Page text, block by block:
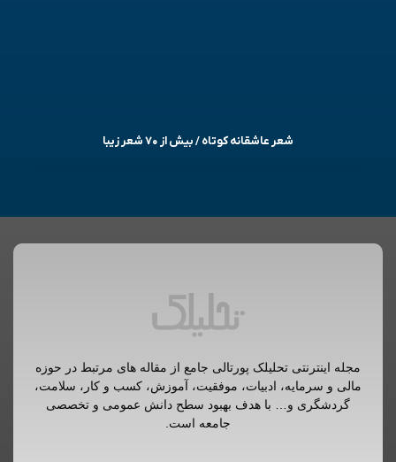
شعر عاشقانه کوتاه / بیش از ۷۰ شعر زیبا
مجله اینترنتی تحلیلک پورتالی جامع از مقاله های مرتبط در حوزه
مالی و سرمایه، ادبیات، موفقیت، آموزش، کسب و کار، سلامت،
گردشگری و… با هدف بهبود سطح دانش عمومی و تخصصی
جامعه است.